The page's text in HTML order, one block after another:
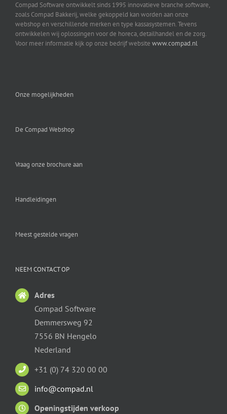
Compad Software ontwikkelt sinds 1995 innovatieve branche software,
zoals Compad Bakkerij, welke gekoppeld kan worden aan onze
webshop en verschillende merken en type kassasystemen. Tevens
ontwikkelen wij oplossingen voor de horeca, detailhandel en de zorg.
Voor meer informatie kijk op onze bedrijf website www.compad.nl
Onze mogelijkheden
De Compad Webshop
Vraag onze brochure aan
Handleidingen
Meest gestelde vragen
NEEM CONTACT OP
Adres
Compad Software
Demmersweg 92
7556 BN Hengelo
Nederland
+31 (0) 74 320 00 00
info@compad.nl
Openingstijden verkoop